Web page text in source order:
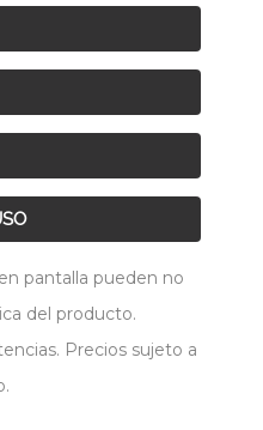
pantalla pueden no
del producto.
Precios sujeto a